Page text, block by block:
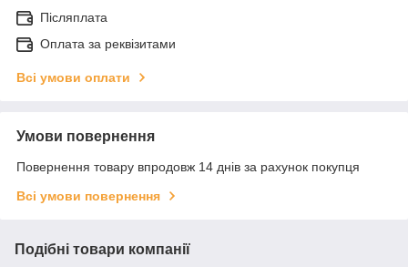
Післяплата
Оплата за реквізитами
Всі умови оплати
Умови повернення
Повернення товару впродовж 14 днів за рахунок покупця
Всі умови повернення
Подібні товари компанії